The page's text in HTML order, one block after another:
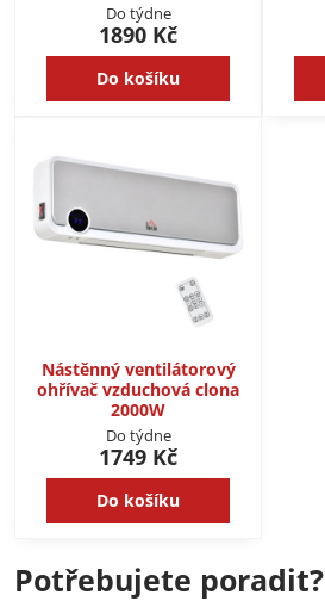
Do týdne
1890 Kč
Do košíku
Nástěnný ventilátorový
ohřívač vzduchová clona
2000W
Do týdne
1749 Kč
Do košíku
Potřebujete poradit?